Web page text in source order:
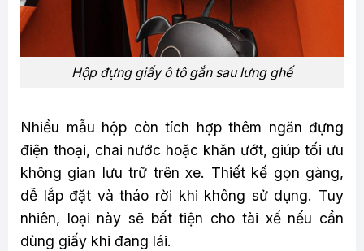
Hộp đựng giấy ô tô gắn sau lưng ghế
Nhiều mẫu hộp còn tích hợp thêm ngăn đựng
điện thoại, chai nước hoặc khăn ướt, giúp tối ưu
không gian lưu trữ trên xe. Thiết kế gọn gàng,
dễ lắp đặt và tháo rời khi không sử dụng. Tuy
nhiên, loại này sẽ bất tiện cho tài xế nếu cần
dùng giấy khi đang lái.